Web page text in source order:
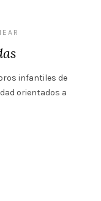
infantiles de
orientados a